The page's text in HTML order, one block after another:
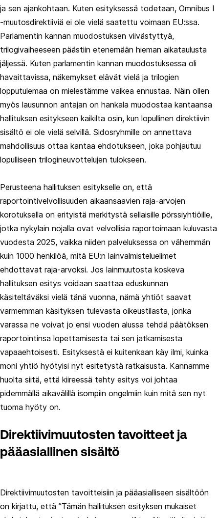
ja sen ajankohtaan. Kuten esityksessä todetaan, Omnibus I
-muutosdirektiiviä ei ole vielä saatettu voimaan EU:ssa.
Parlamentin kannan muodostuksen viivästyttyä,
trilogivaiheeseen päästiin etenemään hieman aikataulusta
jäljessä. Kuten parlamentin kannan muodostuksessa oli
havaittavissa, näkemykset elävät vielä ja trilogien
lopputulemaa on mielestämme vaikea ennustaa. Näin ollen
myös lausunnon antajan on hankala muodostaa kantaansa
hallituksen esitykseen kaikilta osin, kun lopullinen direktiivin
sisältö ei ole vielä selvillä. Sidosryhmille on annettava
mahdollisuus ottaa kantaa ehdotukseen, joka pohjautuu
lopulliseen trilogineuvottelujen tulokseen.
Perusteena hallituksen esitykselle on, että
raportointivelvollisuuden aikaansaavien raja-arvojen
korotuksella on erityistä merkitystä sellaisille pörssiyhtiöille,
jotka nykylain nojalla ovat velvollisia raportoimaan kuluvasta
vuodesta 2025, vaikka niiden palveluksessa on vähemmän
kuin 1000 henkilöä, mitä EU:n lainvalmisteluelimet
ehdottavat raja-arvoksi. Jos lainmuutosta koskeva
hallituksen esitys voidaan saattaa eduskunnan
käsiteltäväksi vielä tänä vuonna, nämä yhtiöt saavat
varmemman käsityksen tulevasta oikeustilasta, jonka
varassa ne voivat jo ensi vuoden alussa tehdä päätöksen
raportointinsa lopettamisesta tai sen jatkamisesta
vapaaehtoisesti. Esityksestä ei kuitenkaan käy ilmi, kuinka
moni yhtiö hyötyisi nyt esitetystä ratkaisusta. Kannamme
huolta siitä, että kiireessä tehty esitys voi johtaa
pidemmällä aikavälillä isompiin ongelmiin kuin mitä sen nyt
tuoma hyöty on.
Direktiivimuutosten tavoitteet ja
pääasiallinen sisältö
Direktiivimuutosten tavoitteisiin ja pääasialliseen sisältöön
on kirjattu, että ”Tämän hallituksen esityksen mukaiset